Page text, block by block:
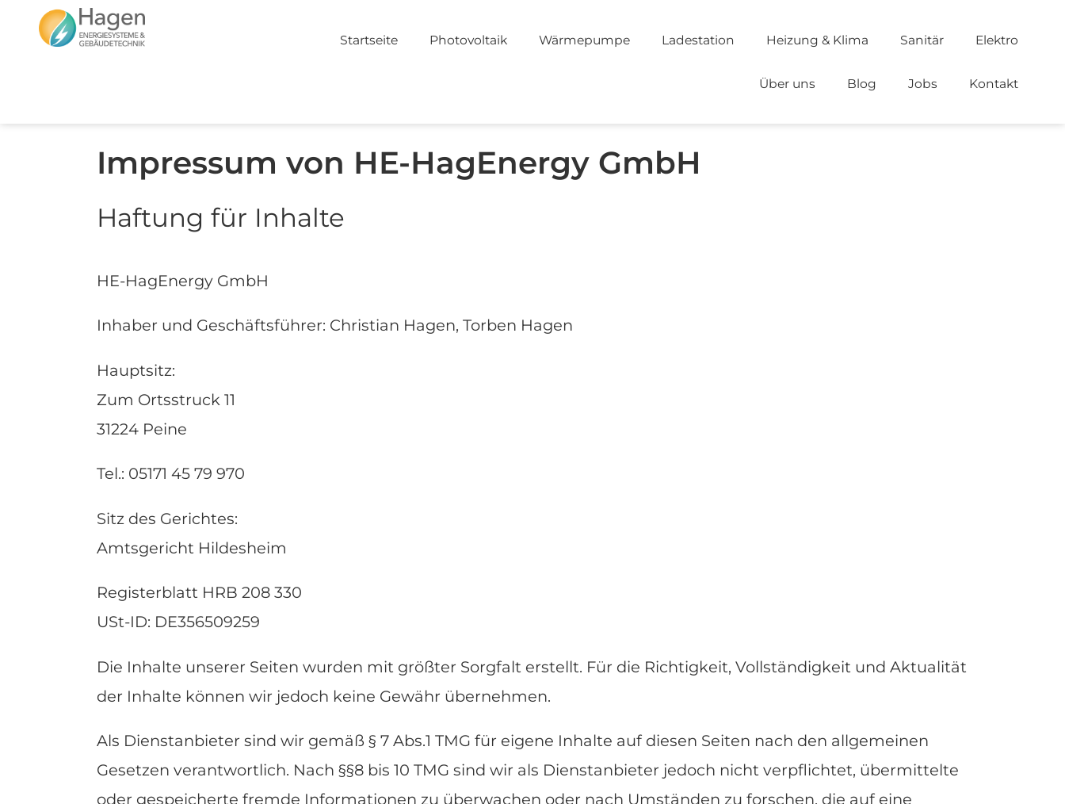
Startseite Photovoltaik Wärmepumpe Ladestation Heizung & Klima Sanitär Elektro
Über uns Blog Jobs Kontakt
Impressum von HE-HagEnergy GmbH
Haftung für Inhalte
HE-HagEnergy GmbH
Inhaber und Geschäftsführer: Christian Hagen, Torben Hagen
Hauptsitz:
Zum Ortsstruck 11
31224 Peine
Tel.: 05171 45 79 970
Sitz des Gerichtes:
Amtsgericht Hildesheim
Registerblatt HRB 208 330
USt-ID: DE356509259
Die Inhalte unserer Seiten wurden mit größter Sorgfalt erstellt. Für die Richtigkeit, Vollständigkeit und Aktualität
der Inhalte können wir jedoch keine Gewähr übernehmen.
Als Dienstanbieter sind wir gemäß § 7 Abs.1 TMG für eigene Inhalte auf diesen Seiten nach den allgemeinen
Gesetzen verantwortlich. Nach §§8 bis 10 TMG sind wir als Dienstanbieter jedoch nicht verpflichtet, übermittelte
oder gespeicherte fremde Informationen zu überwachen oder nach Umständen zu forschen, die auf eine